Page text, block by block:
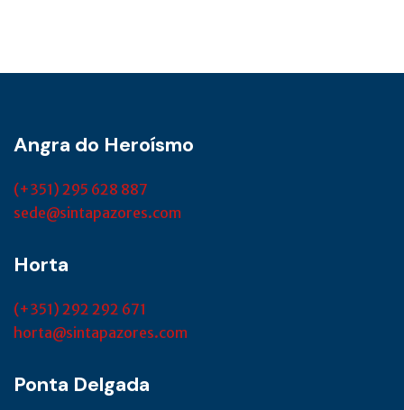
Angra do Heroísmo
(+351) 295 628 887
sede@sintapazores.com
Horta
(+351) 292 292 671
horta@sintapazores.com
Ponta Delgada